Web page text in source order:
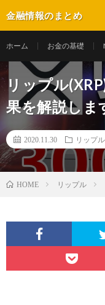
金融情報のまとめ
ホーム お金の基礎
リップル
果を解説しま
2020.11.30 リップル
HOME リップル